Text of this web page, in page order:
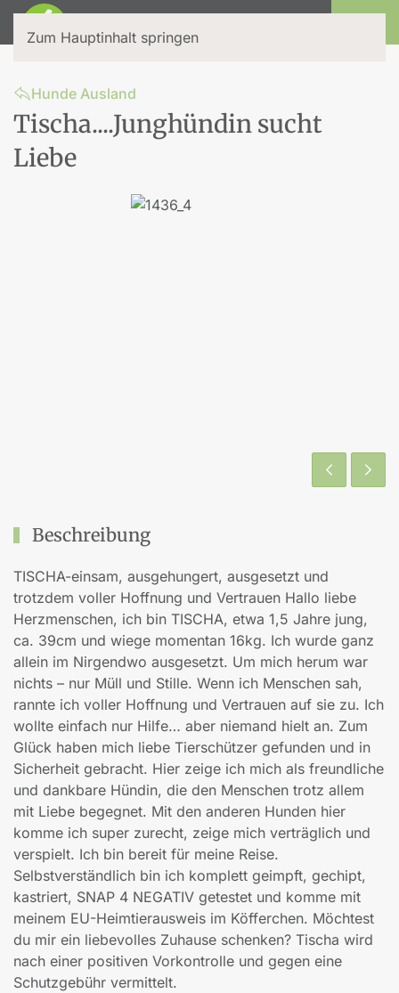
Zum Hauptinhalt springen
Hunde Ausland
Tischa....Junghündin sucht
Liebe
Beschreibung
TISCHA-einsam, ausgehungert, ausgesetzt und
trotzdem voller Hoffnung und Vertrauen Hallo liebe
Herzmenschen, ich bin TISCHA, etwa 1,5 Jahre jung,
ca. 39cm und wiege momentan 16kg. Ich wurde ganz
allein im Nirgendwo ausgesetzt. Um mich herum war
nichts – nur Müll und Stille. Wenn ich Menschen sah,
rannte ich voller Hoffnung und Vertrauen auf sie zu. Ich
wollte einfach nur Hilfe… aber niemand hielt an. Zum
Glück haben mich liebe Tierschützer gefunden und in
Sicherheit gebracht. Hier zeige ich mich als freundliche
und dankbare Hündin, die den Menschen trotz allem
mit Liebe begegnet. Mit den anderen Hunden hier
komme ich super zurecht, zeige mich verträglich und
verspielt. Ich bin bereit für meine Reise.
Selbstverständlich bin ich komplett geimpft, gechipt,
kastriert, SNAP 4 NEGATIV getestet und komme mit
meinem EU-Heimtierausweis im Köfferchen. Möchtest
du mir ein liebevolles Zuhause schenken? Tischa wird
nach einer positiven Vorkontrolle und gegen eine
Schutzgebühr vermittelt.